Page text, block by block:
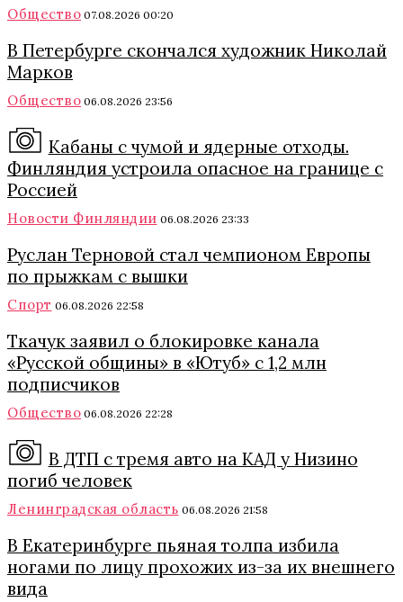
Общество 07.08.2026 00:20
В Петербурге скончался художник Николай
Марков
Общество 06.08.2026 23:56
Кабаны с чумой и ядерные отходы.
Финляндия устроила опасное на границе с
Россией
Новости Финляндии 06.08.2026 23:33
Руслан Терновой стал чемпионом Европы
по прыжкам с вышки
Спорт 06.08.2026 22:58
Ткачук заявил о блокировке канала
«Русской общины» в «Ютуб» с 1,2 млн
подписчиков
Общество 06.08.2026 22:28
В ДТП с тремя авто на КАД у Низино
погиб человек
Ленинградская область 06.08.2026 21:58
В Екатеринбурге пьяная толпа избила
ногами по лицу прохожих из-за их внешнего
вида